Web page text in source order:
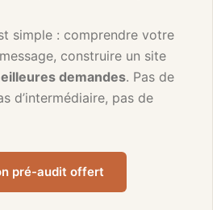
simple : comprendre votre
construire un site
demandes. Pas de
d’intermédiaire, pas de
pré-audit offert